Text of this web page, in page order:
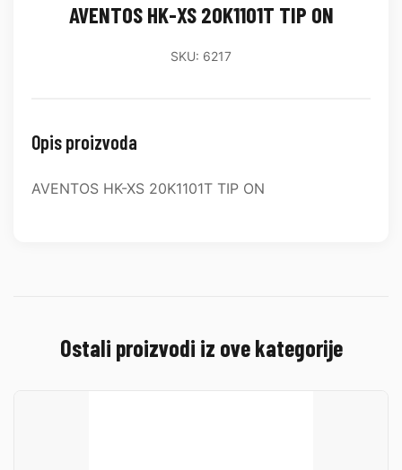
AVENTOS HK-XS 20K1101T TIP ON
SKU: 6217
Opis proizvoda
AVENTOS HK-XS 20K1101T TIP ON
Ostali proizvodi iz ove kategorije